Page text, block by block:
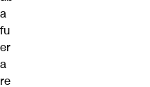
a
fu
er
a
re